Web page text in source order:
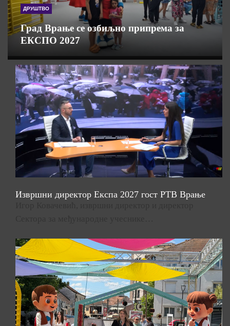
ДРУШТВО
Град Врање се озбиљно припрема за
ЕКСПО 2027
Извршни директор Експа 2027 гост РТВ Врање